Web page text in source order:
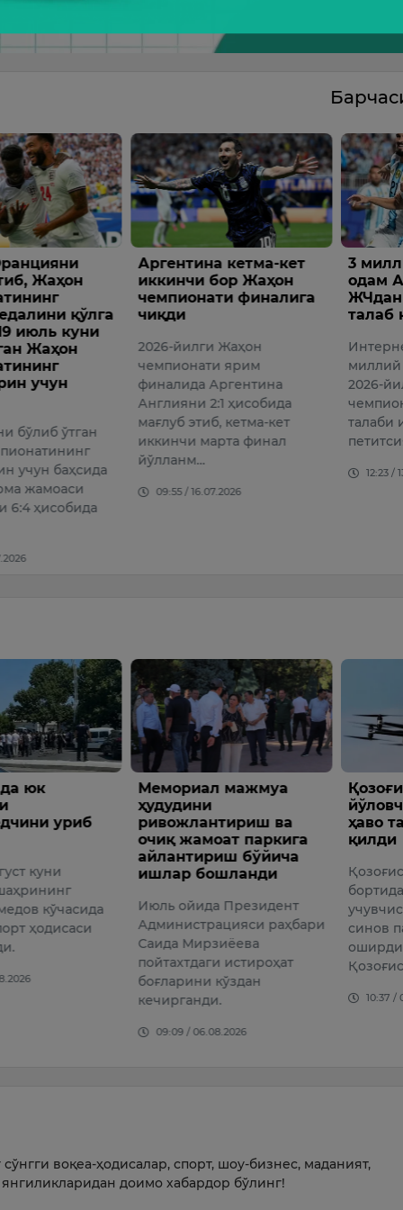
кетма-кет
Жаҳон
финалига
Жаҳон
ярим
ҳисобида
финал
3 миллиондан ортиқ
одам Аргентинани
ЖЧдан четлатишни
талаб қилмоқда
Интернетда Аргентина
миллий терма жамоасини
2026-йилги Жаҳон
чемпионатидан четлатиш
талаби илгари сурилган
петитсия пайдо бў…
“Opta”
йилги
учун
12:57 /
мажмуа
ва
паркига
Президент
раҳбари
Қозоғистонда илк бор
йўловчили учувчисиз
ҳаво таксиси парвоз
қилди
Қозоғистонда илк бор
учувчисиз ҳаво таксиси
синов парвозини амалга
оширди. Бу ҳақда
Қозоғистон Трансп…
10:37 / 08.08.2026
Қулай
аниқ
Шавкат
жамоат
09:11 /
воқеа-ҳодисалар, спорт, шоу-бизнес, маданият,
доимо хабардор бўлинг!